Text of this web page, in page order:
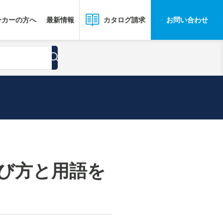
ーの方へ 最新情報 カタログ請求 お問い合わせ
方と用語を